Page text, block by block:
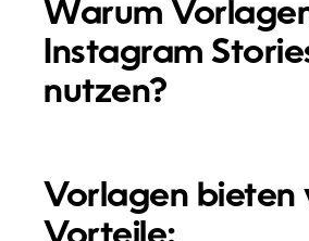
Warum
Instagram
nutzen?
Vorlagen bieten